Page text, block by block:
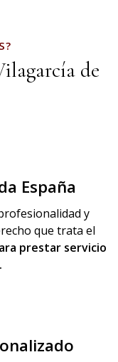
de
España
y
que trata el
prestar servicio